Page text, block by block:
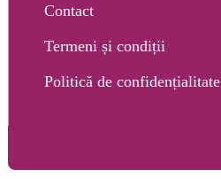
Contact
Termeni și condiții
Politică de confidențialitate